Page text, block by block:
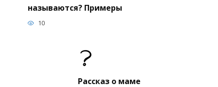
называются? Примеры
10
Рассказ о маме